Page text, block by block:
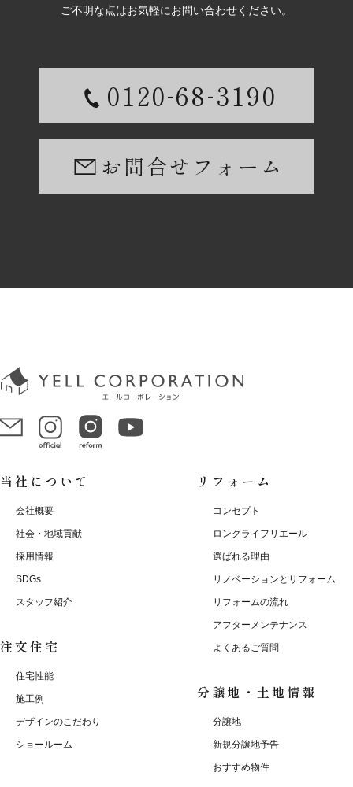
ご不明な点はお気軽にお問い合わせください。
0120-68-3190
お問合せフォーム
当社について
会社概要
社会・地域貢献
採用情報
SDGs
スタッフ紹介
注文住宅
住宅性能
施工例
デザインのこだわり
ショールーム
リフォーム
コンセプト
ロングライフリエール
選ばれる理由
リノベーションとリフォーム
リフォームの流れ
アフターメンテナンス
よくあるご質問
分譲地・土地情報
分譲地
新規分譲地予告
おすすめ物件